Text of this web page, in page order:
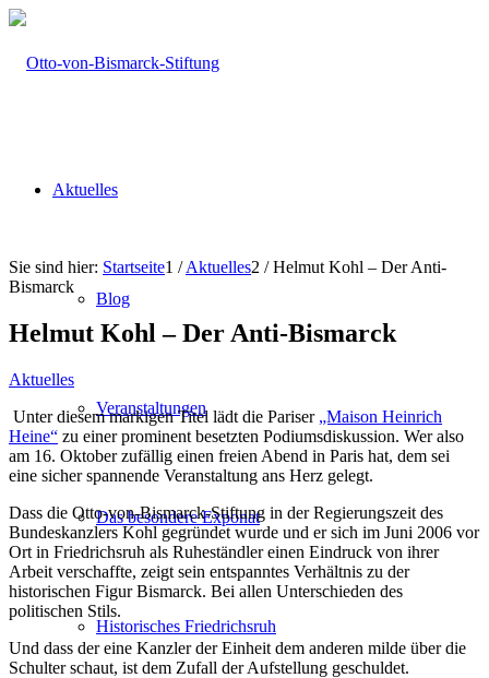
Aktuelles
Blog
Veranstaltungen
Das besondere Exponat
Historisches Friedrichsruh
Sie sind hier: Startseite1 / Aktuelles2 / Helmut Kohl – Der Anti-
Bismarck
Helmut Kohl – Der Anti-Bismarck
Aktuelles
Unter diesem markigen Titel lädt die Pariser „Maison Heinrich
Heine“ zu einer prominent besetzten Podiumsdiskussion. Wer also
am 16. Oktober zufällig einen freien Abend in Paris hat, dem sei
eine sicher spannende Veranstaltung ans Herz gelegt.
Dass die Otto-von-Bismarck-Stiftung in der Regierungszeit des
Bundeskanzlers Kohl gegründet wurde und er sich im Juni 2006 vor
Ort in Friedrichsruh als Ruheständler einen Eindruck von ihrer
Arbeit verschaffte, zeigt sein entspanntes Verhältnis zu der
historischen Figur Bismarck. Bei allen Unterschieden des
politischen Stils.
Und dass der eine Kanzler der Einheit dem anderen milde über die
Schulter schaut, ist dem Zufall der Aufstellung geschuldet.